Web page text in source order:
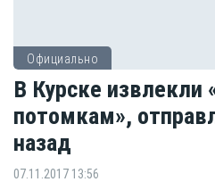
Официально
В Курске извлекли
потомкам»,
назад
07.11.2017 13:56